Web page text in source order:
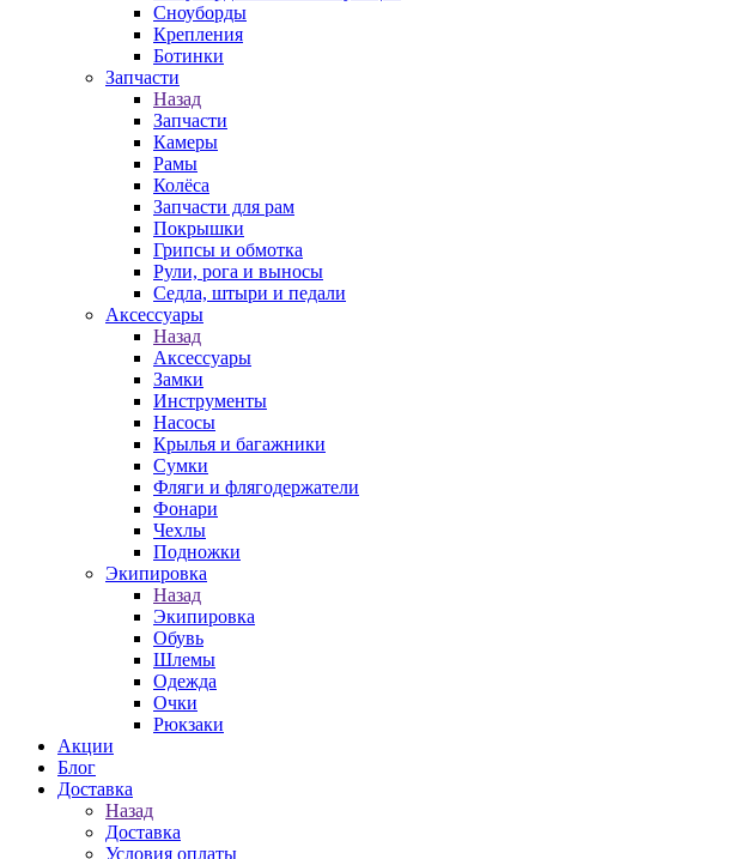
Сноуборды
Крепления
Ботинки
Запчасти
Назад
Запчасти
Камеры
Рамы
Колёса
Запчасти для рам
Покрышки
Грипсы и обмотка
Рули, рога и выносы
Седла, штыри и педали
Аксессуары
Назад
Аксессуары
Замки
Инструменты
Насосы
Крылья и багажники
Сумки
Фляги и флягодержатели
Фонари
Чехлы
Подножки
Экипировка
Назад
Экипировка
Обувь
Шлемы
Одежда
Очки
Рюкзаки
Акции
Блог
Доставка
Назад
Доставка
Условия оплаты